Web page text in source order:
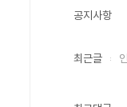
공지사항
최근글